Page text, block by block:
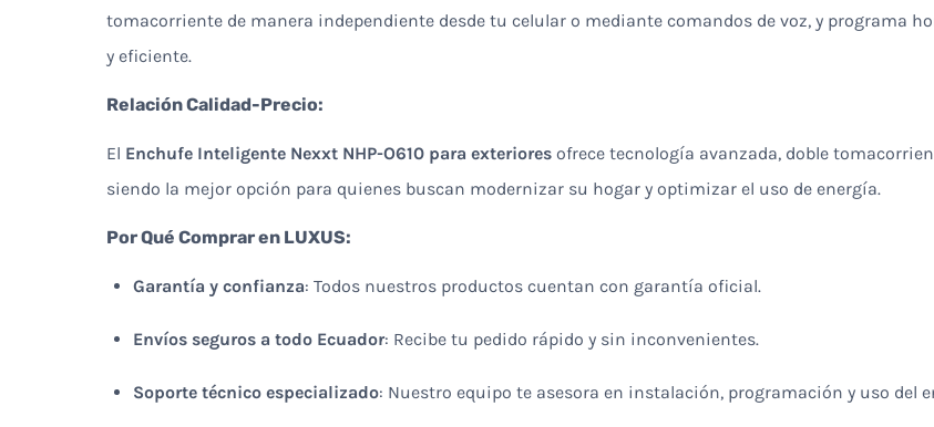
tomacorriente de manera independiente desde tu celular o mediante comandos de voz, y programa
y eficiente.
Relación Calidad-Precio:
El Enchufe Inteligente Nexxt NHP-O610 para exteriores ofrece tecnología avanzada, doble
siendo la mejor opción para quienes buscan modernizar su hogar y optimizar el uso de energía.
Por Qué Comprar en LUXUS:
Garantía y confianza: Todos nuestros productos cuentan con garantía oficial.
Envíos seguros a todo Ecuador: Recibe tu pedido rápido y sin inconvenientes.
Soporte técnico especializado: Nuestro equipo te asesora en instalación, programación y uso del